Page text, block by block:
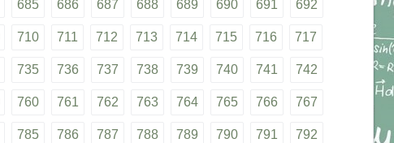
685 686 687 688 689 690 691 692
710 711 712 713 714 715 716 717
735 736 737 738 739 740 741 742
760 761 762 763 764 765 766 767
785 786 787 788 789 790 791 792